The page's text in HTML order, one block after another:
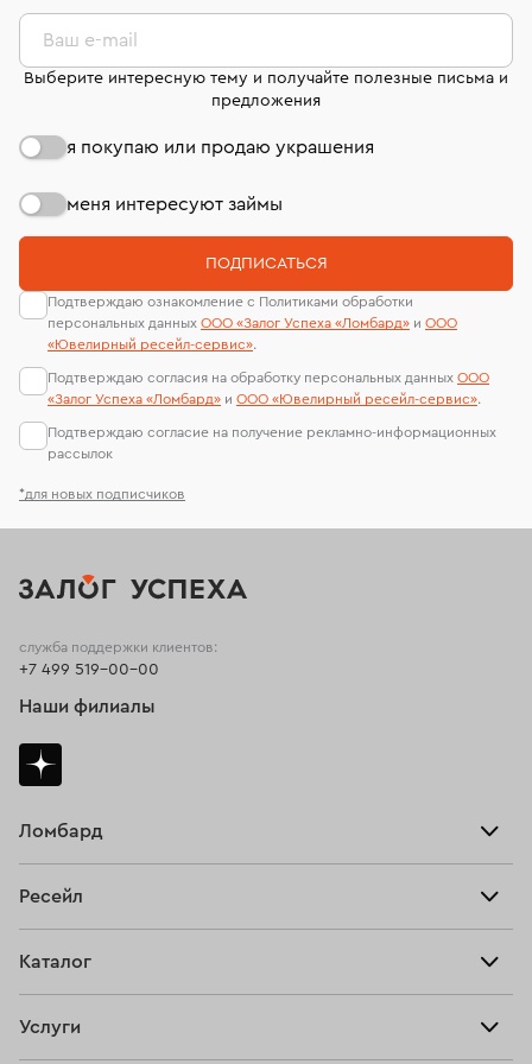
комиссионных украшений и часов смотрите на
странице«Возврат украшений»
лабораторий
*для новых подписчиков
Ваш e-mail
Выберите интересную тему и получайте полезные письма и
предложения
я покупаю или продаю украшения
меня интересуют займы
ПОДПИСАТЬСЯ
Подтверждаю ознакомление с Политиками обработки
персональных данных ООО «Залог Успеха «Ломбард» и ООО
«Ювелирный ресейл-сервиc».
Подтверждаю согласия на обработку персональных данных ООО
«Залог Успеха «Ломбард» и ООО «Ювелирный ресейл-сервиc».
Подтверждаю согласие на получение рекламно-информационных
рассылок
Ломбард
Тарифы
Ресейл
Купить
Каталог
Услуги
служба поддержки клиентов:
+7 499 519-00-00
Наши филиалы